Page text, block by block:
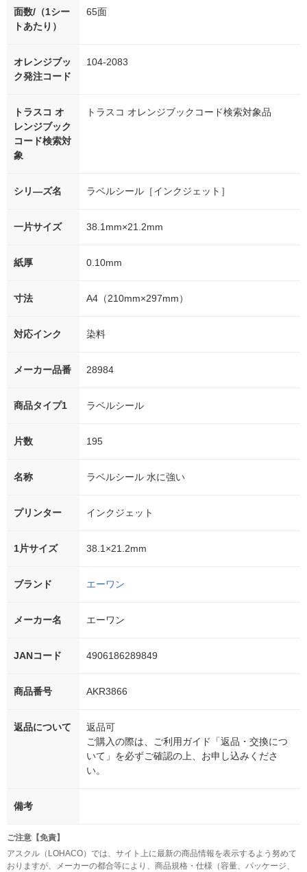
面数/（1シー
トあたり）
65面
オレンジブッ
ク発注コード
104-2083
トラスコ オ
レンジブック
コード検索対
象
トラスコ オレンジブックコード検索対象品
シリ―ズ名 ラベルシール［インクジェット］
一片サイズ 38.1mm×21.2mm
紙厚 0.10mm
寸法 A4（210mm×297mm）
対応インク 染料
メーカー品番 28984
商品タイプ1 ラベルシール
片数 195
名称 ラベルシール 水に強い
プリンター インクジェット
1片サイズ 38.1×21.2mm
ブランド エーワン
メーカー名 エーワン
JANコード 4906186289849
商品番号 AKR3866
返品について
返品可
ご購入の際は、ご利用ガイド「返品・交換につ
いて」を必ずご確認の上、お申し込みくださ
い。
備考
ご注意【免責】
アスクル（LOHACO）では、サイト上に最新の商品情報を表示するよう努めて
おりますが、メーカーの都合等により、商品規格・仕様（容量、パッケージ、